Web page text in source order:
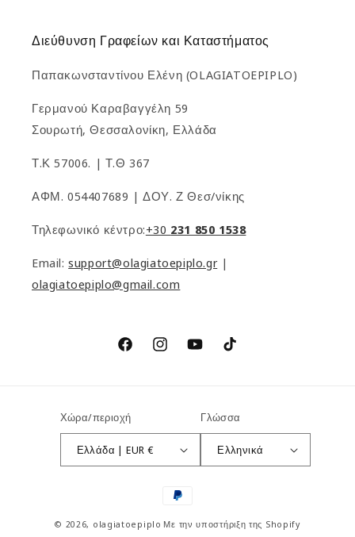
Διεύθυνση Γραφείων και Καταστήματος
Παπακωνσταντίνου Ελένη (OLAGIATOEPIPLO)
Γερμανού Καραβαγγέλη 59
Σουρωτή, Θεσσαλονίκη, Ελλάδα
Τ.Κ 57006. | Τ.Θ 367
ΑΦΜ. 054407689 | ΔΟΥ. Ζ Θεσ/νίκης
Τηλεφωνικό κέντρο:+30 231 850 1538
Email:support@olagiatoepiplo.gr|
olagiatoepiplo@gmail.com
FacebookInstagramYouTubeTikTok
Χώρα/περιοχή
Ελλάδα | EUR €
Γλώσσα
Ελληνικά
Μέθοδοι
© 2026, olagiatoepiplo Με την υποστήριξη της Shopify